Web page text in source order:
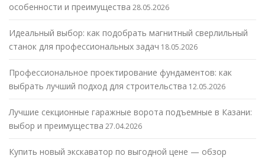
особенности и преимущества 28.05.2026
Идеальный выбор: как подобрать магнитный сверлильный
станок для профессиональных задач 18.05.2026
Профессиональное проектирование фундаментов: как
выбрать лучший подход для строительства 12.05.2026
Лучшие секционные гаражные ворота подъемные в Казани:
выбор и преимущества 27.04.2026
Купить новый экскаватор по выгодной цене — обзор